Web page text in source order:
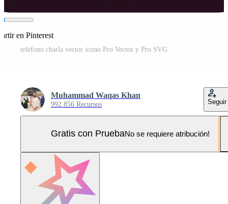
en Pinterest
teléfono charla vector icono Pro Vector y Pro SVG
Muhammad Waqas Khan
992.856 Recursos Seguir
Gratis con PruebaNo se requiere atribución!